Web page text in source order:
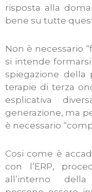
risposta alla
bene su tutte
Non è necessario
si intende
spiegazione della
terapie di terza
esplicativa
generazione, ma
è necessario
Cosi come è
con l’ERP,
all’interno